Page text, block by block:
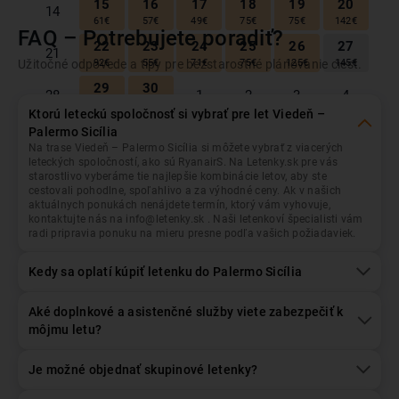
14 15
61€
16
57€
17
49€
18
75€
19
75€
20
142€
21 22
92€
23
55€
24
71€
25
75€
26
125€
27
145€
28 29 30 1 2 3 4
Pon Uto Str Štv Pia Sob
28 29 30 1
47€
2
64 €
3
75€ 129 €
6 7 8 9 10 11
19 20
26 27 28 29 30
Viedeň Odlet z...
Palermo Sicília Prílet do...
Dátum odletu Dátum návratu
Pasažieri
1Dospelý, Ekonomická
+/- 3 dni
FAQ – Potrebujete poradiť?
Užitočné odpovede a tipy pre bezstarostné plánovanie ciest.
Ktorú leteckú spoločnosť si vybrať pre let Viedeň –
Palermo Sicília
Na trase Viedeň – Palermo Sicília si môžete vybrať z viacerých
leteckých spoločností, ako sú RyanairS. Na Letenky.sk pre vás
starostlivo vyberáme tie najlepšie kombinácie letov, aby ste
cestovali pohodlne, spoľahlivo a za výhodné ceny. Ak v našich
aktuálnych ponukách nenájdete termín, ktorý vám vyhovuje,
kontaktujte nás na info@letenky.sk . Naši letenkoví špecialisti vám
radi pripravia ponuku na mieru presne podľa vašich požiadaviek.
Kedy sa oplatí kúpiť letenku do Palermo Sicília
Aké doplnkové a asistenčné služby viete zabezpečiť k
môjmu letu?
Je možné objednať skupinové letenky?